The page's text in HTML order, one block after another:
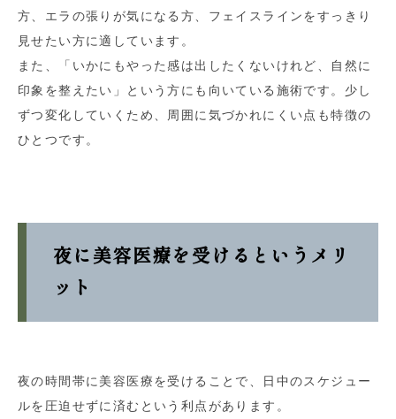
方、エラの張りが気になる方、フェイスラインをすっきり
見せたい方に適しています。
また、「いかにもやった感は出したくないけれど、自然に
印象を整えたい」という方にも向いている施術です。少し
ずつ変化していくため、周囲に気づかれにくい点も特徴の
ひとつです。
夜に美容医療を受けるというメリ
ット
夜の時間帯に美容医療を受けることで、日中のスケジュー
ルを圧迫せずに済むという利点があります。